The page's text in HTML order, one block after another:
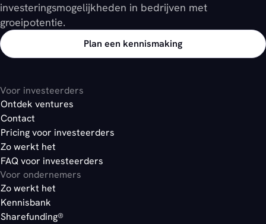
investeringsmogelijkheden in bedrijven met
groeipotentie.
Plan een kennismaking
Voor investeerders
Ontdek ventures
Contact
Pricing voor investeerders
Zo werkt het
FAQ voor investeerders
Voor ondernemers
Zo werkt het
Kennisbank
Sharefunding®